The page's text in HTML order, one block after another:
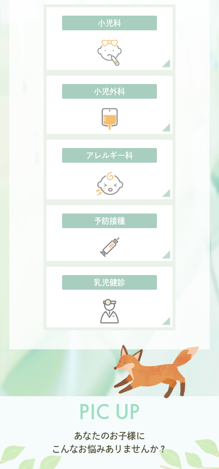
小児科
小児外科
アレルギー科
予防接種
乳児健診
PIC UP
あなたのお子様に
こんなお悩みありませんか？